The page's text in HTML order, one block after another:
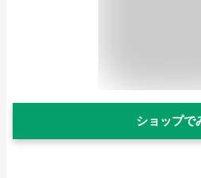
ショップで